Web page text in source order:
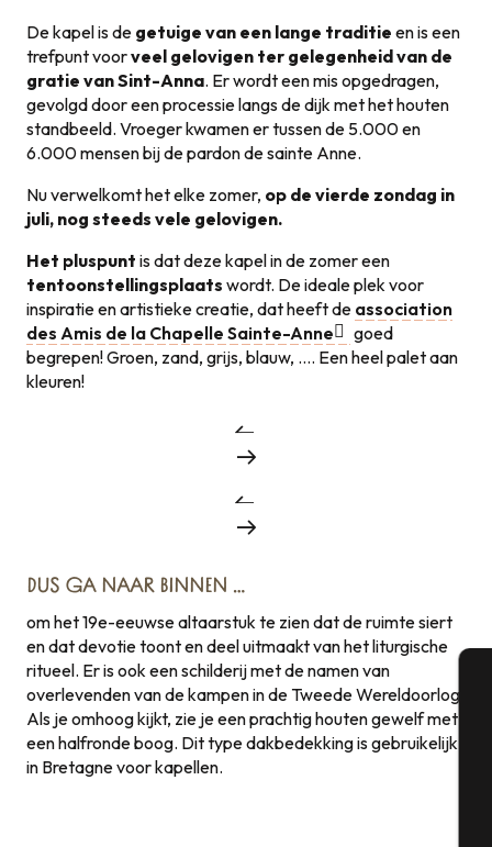
De kapel is de getuige van een lange traditie en is een
trefpunt voorveel gelovigen ter gelegenheid van de
gratie van Sint-Anna. Er wordt een mis opgedragen,
gevolgd door een processie langs de dijk met het houten
standbeeld. Vroeger kwamen er tussen de 5.000 en
6.000 mensen bij de pardon de sainte Anne.
Nu verwelkomt het elke zomer, op de vierde zondag in
juli, nog steeds vele gelovigen.
Het pluspunt is dat deze kapel in de zomer een
tentoonstellingsplaats wordt. De ideale plek voor
inspiratie en artistieke creatie, dat heeft de association
des Amis de la Chapelle Sainte-Anne
goed
begrepen! Groen, zand, grijs, blauw, …. Een heel palet aan
kleuren!
DUS GA NAAR BINNEN …
om het 19e-eeuwse altaarstuk te zien dat de ruimte siert
en dat devotie toont en deel uitmaakt van het liturgische
ritueel. Er is ook een schilderij met de namen van
overlevenden van de kampen in de Tweede Wereldoorlog.
Als je omhoog kijkt, zie je een prachtig houten gewelf met
een halfronde boog. Dit type dakbedekking is gebruikelijk
in Bretagne voor kapellen.